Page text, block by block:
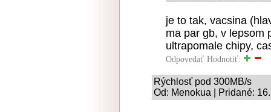
je to tak, vacsina
ma par gb, v lepsom
ultrapomale chipy,
Odpovedať Hodnotiť:
Rýchlosť pod 300MB/s
Od: Menokua | Pridané: